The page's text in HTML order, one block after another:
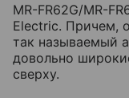
MR-FR62G/MR-
Electric. Причем,
так называемый
довольно
сверху.